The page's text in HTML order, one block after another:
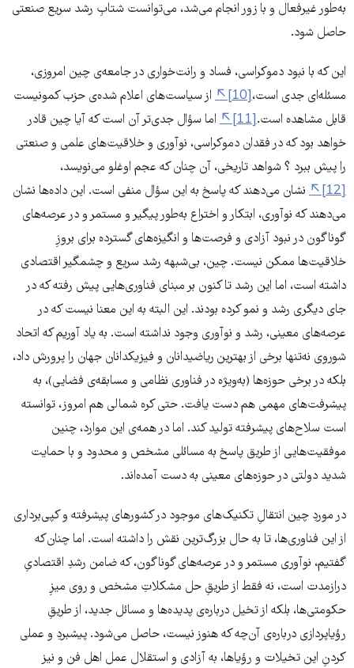
به‌طور غیرفعال و با زور انجام می‌شد، می‌توانست شتابِ رشد سریع صنعتی
حاصل شود.
این که با نبود دموکراسی، فساد و رانت‌خواری در جامعه‌ی چین امروزی،
مسئله‌ای جدی است،[10]
از سیاست‌های اعلام شده‌ی حزب کمونیست
قابل مشاهده است.[11]
اما سؤال جدی‌تر آن است که آیا چین قادر
خواهد بود که در فقدان دموکراسی، نوآوری و خلاقیت‌های علمی و صنعتی
را پیش ببرد ؟ شواهد تاریخی، آن چنان که عجم اوغلو می‌نویسد،
[12]
نشان می‌دهند که پاسخ به این سؤال منفی است. این داده‌ها نشان
می‌دهند که نوآوری، ابتکار و اختراع به‌طور پیگیر و مستمر و در عرصه‌های
گوناگون در نبود آزادی و فرصت‌ها و انگیزه‌های گسترده برای بروزِ
خلاقیت‌ها ممکن نیست. چین، بی‌شبهه رشد سریع و چشمگیر اقتصادی
داشته است، اما این رشد تا کنون بر مبنای فناوری‌هایی پیش رفته که در
جای دیگری رشد و نمو کرده بودند. این البته به این معنا نیست که در
عرصه‌های معینی، رشد و نوآوری وجود نداشته است. به یاد آوریم که اتحاد
شوروی نه‌تنها برخی از بهترین ریاضیدانان و فیزیکدانان جهان را پرورش داد،
بلکه در برخی حوزه‌ها (به‌ویژه در فناوری نظامی و مسابقه‌ی فضایی)، به
پیشرفت‌های مهمی هم دست یافت. حتی کره شمالی هم امروز، توانسته
است سلاح‌های پیشرفته تولید کند. اما در همه‌ی این موارد، چنین
موفقیت‌هایی از طریق پاسخ به مسائلی مشخص و محدود و با حمایت
شدید دولتی در حوزه‌های معینی به دست آمده‌اند.
در موردِ چین انتقالِ تکنیک‌های موجود در کشورهای پیشرفته و کپی‌برداری
از این فناوری‌ها، تا به حال بزرگ‌ترین نقش را داشته است. اما چنان‌که
گفتیم، نوآوری مستمر و در عرصه‌های گوناگون، که ضامن رشدِ اقتصادیِ
درازمدت است، نه فقط از طریقِ حل مشکلاتِ مشخص و روی میزِ
حکومتی‌ها، بلکه از تخیل درباره‌ی پدیده‌ها و مسائل جدید، از طریقِ
رؤیاپردازی درباره‌ی آن‌چه که هنوز نیست، حاصل می‌شود. پیشبردِ و عملی
کردنِ این تخیلات و رؤیا‌ها، به آزادی و استقلال عمل اهل فن و نیز